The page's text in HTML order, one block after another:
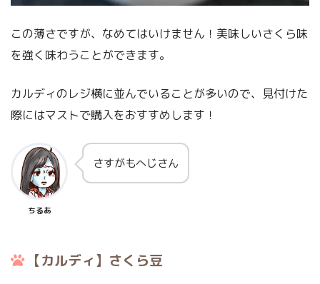
この薄さですが、なめてはいけません！美味しいさくら味
を強く味わうことができます。
カルディのレジ横に並んでいることが多いので、見付けた
際にはマストで購入をおすすめします！
ちるあ
さすがもへじさん
【カルディ】さくら豆